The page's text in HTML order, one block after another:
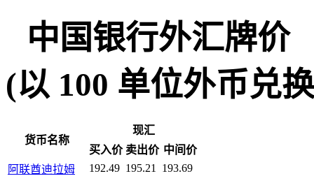
中国银行外汇牌价
(以 100 单位外币兑
货币名称
现汇
买入价 卖出价 中间价
阿联酋迪拉姆
192.49 195.21
193.69